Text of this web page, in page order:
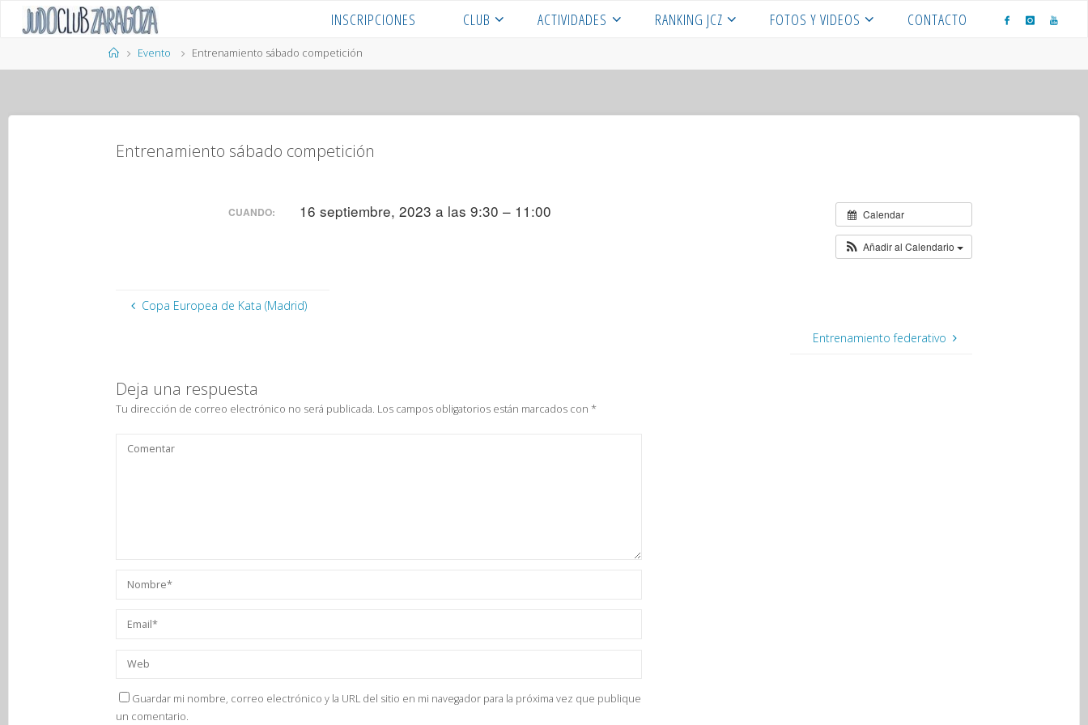
Saltar
INSCRIPCIONES CLUB ACTIVIDADES RANKING JCZ FOTOS Y VIDEOS CONTACTO
Página
de
Evento Entrenamiento sábado competición
Entrenamiento sábado competición
Calendar
Añadir al Calendario
CUANDO: 16 septiembre, 2023 a las 9:30 – 11:00
Copa Europea de Kata (Madrid)
Entrenamiento federativo
Deja una respuesta
Tu dirección de correo electrónico no será publicada. Los campos obligatorios están marcados con*
Guardar mi nombre, correo electrónico y la URL del sitio en mi navegador para la próxima vez que publique
un comentario.